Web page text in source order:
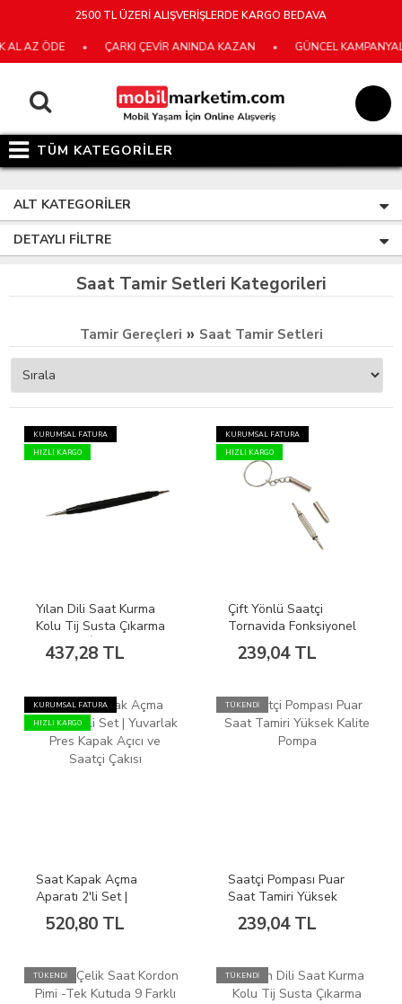
2500 TL ÜZERİ ALIŞVERİŞLERDE KARGO BEDAVA
AZ ÖDE ÇARKI ÇEVİR ANINDA KAZAN GÜNCEL
TÜM KATEGORİLER
ALT KATEGORILER
DETAYLI FILTRE
Saat Tamir Setleri Kategorileri
Tamir Gereçleri » Saat Tamir Setleri
KURUMSAL FATURA
HIZLI KARGO
Yılan Dili Saat Kurma
Kolu Tij Susta Çıkarma
Aparatı SİYAH
437,28 TL
KURUMSAL FATURA
HIZLI KARGO
Çift Yönlü Saatçi
Tornavida Fonksiyonel
Anahtarlık Düz Yıldız Uç
239,04 TL
KURUMSAL FATURA
HIZLI KARGO
Saat Kapak Açma
Aparatı 2'li Set |
Yuvarlak Pres Kapak
Açıcı ve Saatçi Çakısı
520,80 TL
TÜKENDİ
Saatçi Pompası Puar
Saat Tamiri Yüksek
Kalite Pompa
239,04 TL
TÜKENDİ TÜKENDİ